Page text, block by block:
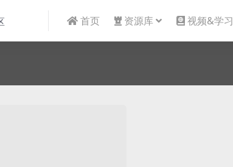
首页 资源库 视频&学习